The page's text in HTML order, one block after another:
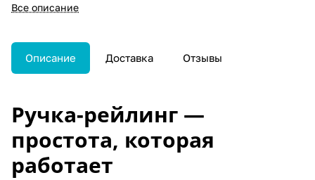
Все описание
Описание Доставка Отзывы
Ручка-рейлинг —
простота, которая
работает